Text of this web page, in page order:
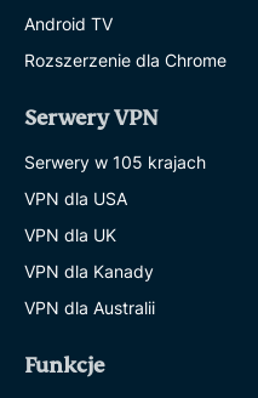
Android TV
Rozszerzenie dla Chrome
Serwery VPN
Serwery w 105 krajach
VPN dla USA
VPN dla UK
VPN dla Kanady
VPN dla Australii
Funkcje